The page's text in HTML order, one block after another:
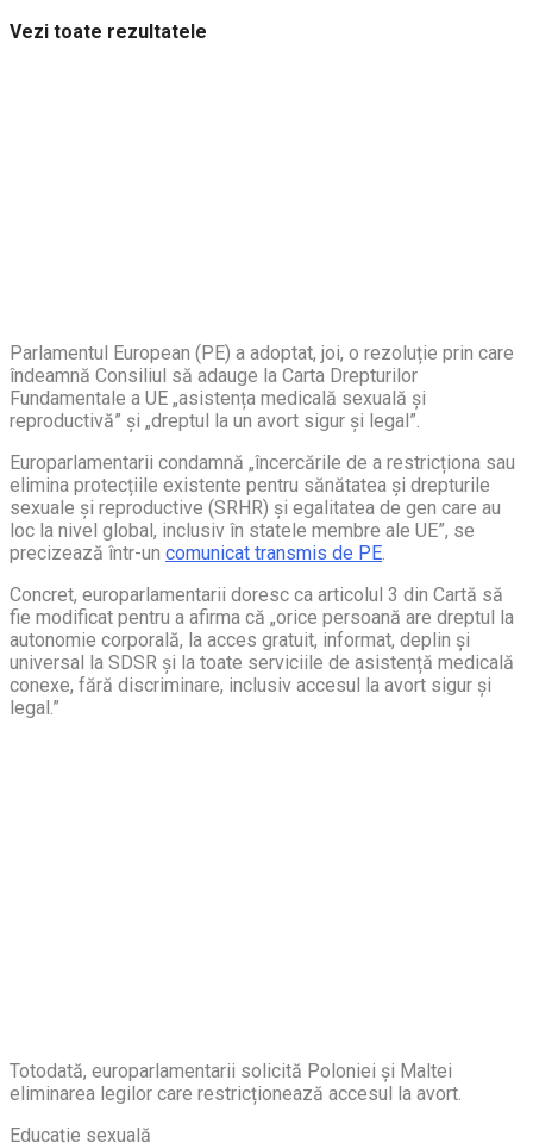
Vezi toate rezultatele
Parlamentul European (PE) a adoptat, joi, o rezoluție prin care
îndeamnă Consiliul să adauge la Carta Drepturilor
Fundamentale a UE „asistența medicală sexuală și
reproductivă” și „dreptul la un avort sigur și legal”.
Europarlamentarii condamnă „încercările de a restricționa sau
elimina protecțiile existente pentru sănătatea și drepturile
sexuale și reproductive (SRHR) și egalitatea de gen care au
loc la nivel global, inclusiv în statele membre ale UE”, se
precizează într-un comunicat transmis de PE
Concret, europarlamentarii doresc ca articolul 3 din Cartă să
fie modificat pentru a afirma că „orice persoană are dreptul la
autonomie corporală, la acces gratuit, informat, deplin și
universal la SDSR și la toate serviciile de asistență medicală
conexe, fără discriminare, inclusiv accesul la avort sigur și
legal.”
Totodată, europarlamentarii solicită Poloniei și Maltei
eliminarea legilor care restricționează accesul la avort.
Educație sexuală